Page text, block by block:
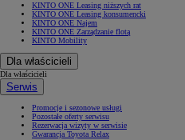
KINTO ONE Leasing niższych rat
KINTO ONE Leasing konsumencki
KINTO ONE Najem
KINTO ONE Zarządzanie flotą
KINTO Mobility
Dla właścicieli
Dla właścicieli
Serwis
Promocje i sezonowe usługi
Pozostałe oferty serwisu
Rezerwacja wizyty w serwisie
Gwarancja Toyota Relax